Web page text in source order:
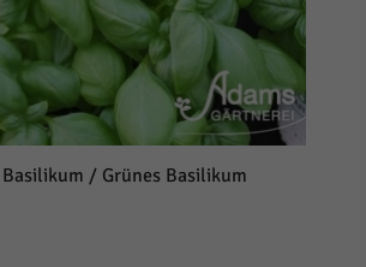
Basilikum / Grünes Basilikum